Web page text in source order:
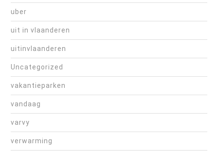
uber
uit in vlaanderen
uitinvlaanderen
Uncategorized
vakantieparken
vandaag
varvy
verwarming